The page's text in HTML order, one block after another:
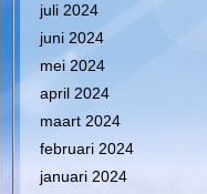
juli 2024
juni 2024
mei 2024
april 2024
maart 2024
februari 2024
januari 2024